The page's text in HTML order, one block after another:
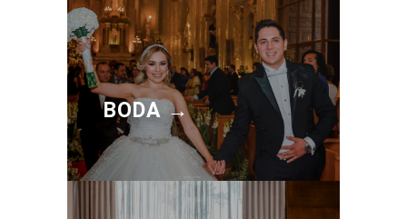
BODA →